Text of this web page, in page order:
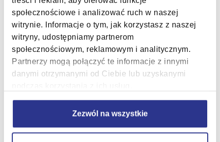
społecznościowe i analizować ruch w naszej
witrynie. Informacje o tym, jak korzystasz z naszej
witryny, udostępniamy partnerom
społecznościowym, reklamowym i analitycznym.
Partnerzy mogą połączyć te informacje z innymi
danymi otrzymanymi od Ciebie lub uzyskanymi
Zezwól na wszystkie
automatyzacja procesów księgowych i
skrócenie procesów przetwarzania dokumentów,
oszczędności w kosztach przechowywania
dokumentacji – faktury ustrukturyzowane będą
przechowywane w KSeF przez okres 10 lat, co
daje możliwość oszczędności, związaną z
dokumentów w formie papierowej przez
przedsiębiorców,
zwiększenie bezpieczeństwa – ograniczenie